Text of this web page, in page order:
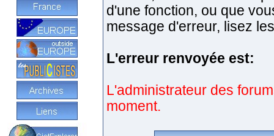
d'une fonction, ou que
message d'erreur, lisez
L'erreur renvoyée est:
L'administrateur des
moment.